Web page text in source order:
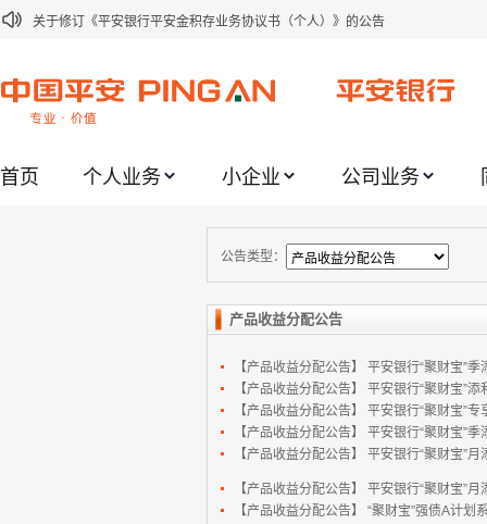
关于修订《平安银行平安金积存业务协议书（个人）》的公告
关于2021年劳动节期间代理贵金属业务风险提示的通知
关于加强代理贵金属业务风险防范的提示
关于进一步加强代理贵金属业务风险防范的提示
关于平安银行电子版信用卡更名为平安银行数字信用卡的公告
关于调整存量首套住房贷款利率的公告
首页 个人业务 小企业 公司业务
公告类型：
产品收益分配公告
【产品收益分配公告】
平安银行“聚财宝”
【产品收益分配公告】
平安银行“聚财宝”
【产品收益分配公告】
平安银行“聚财宝”
【产品收益分配公告】
平安银行“聚财宝”
【产品收益分配公告】
平安银行“聚财宝”
【产品收益分配公告】
平安银行“聚财宝”
【产品收益分配公告】
“聚财宝”强债A计划